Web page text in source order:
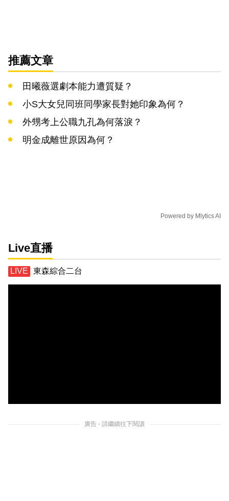
推薦文章
田曦薇選劇本能力遭質疑？
小S大女兒同班同學家長對她印象為何？
外甥考上公職九孔為何落淚？
明金成離世原因為何？
Powered by Mlytics AI
Live直播
東森綜合二台
廣告 - 請繼續往下閱讀